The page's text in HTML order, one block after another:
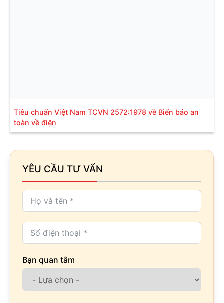
Tiêu chuẩn Việt Nam TCVN 2572:1978 về Biển báo an
toàn về điện
YÊU CẦU TƯ VẤN
Bạn quan tâm